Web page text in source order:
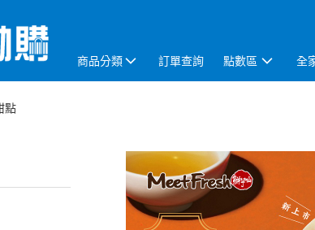
商品分類 訂單查詢 點數區 全
點